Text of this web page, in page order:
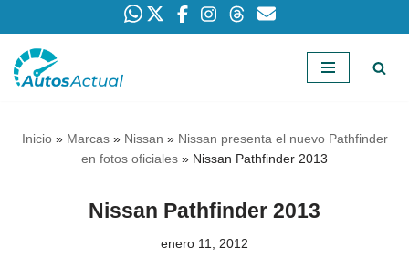
Saltar
Inicio» Marcas» Nissan » Nissan presenta el nuevo Pathfinder
en fotos oficiales » Nissan Pathfinder 2013
Nissan Pathfinder 2013
enero 11, 2012